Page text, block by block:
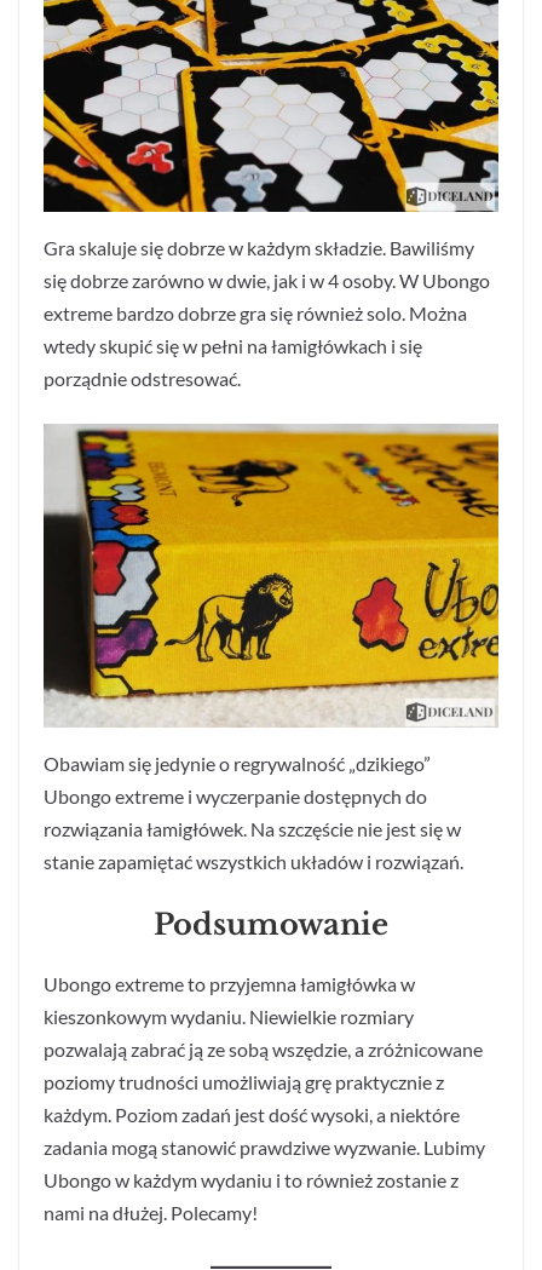
Gra skaluje się dobrze w każdym składzie. Bawiliśmy
się dobrze zarówno w dwie, jak i w 4 osoby. W Ubongo
extreme bardzo dobrze gra się również solo. Można
wtedy skupić się w pełni na łamigłówkach i się
porządnie odstresować.
Obawiam się jedynie o regrywalność „dzikiego”
Ubongo extreme i wyczerpanie dostępnych do
rozwiązania łamigłówek. Na szczęście nie jest się w
stanie zapamiętać wszystkich układów i rozwiązań.
Podsumowanie
Ubongo extreme to przyjemna łamigłówka w
kieszonkowym wydaniu. Niewielkie rozmiary
pozwalają zabrać ją ze sobą wszędzie, a zróżnicowane
poziomy trudności umożliwiają grę praktycznie z
każdym. Poziom zadań jest dość wysoki, a niektóre
zadania mogą stanowić prawdziwe wyzwanie. Lubimy
Ubongo w każdym wydaniu i to również zostanie z
nami na dłużej. Polecamy!